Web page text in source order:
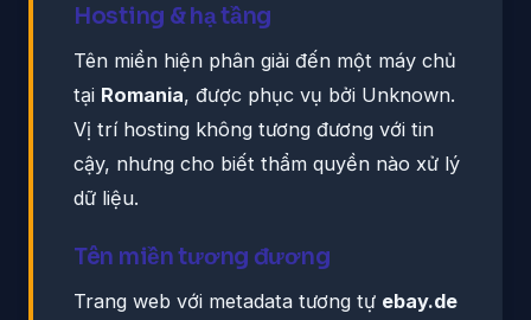
Hosting & hạ tầng
Tên miền hiện phân giải đến một máy chủ
tại Romania, được phục vụ bởi Unknown.
Vị trí hosting không tương đương với tin
cậy, nhưng cho biết thẩm quyền nào xử lý
dữ liệu.
Tên miền tương đương
Trang web với metadata tương tự ebay.de